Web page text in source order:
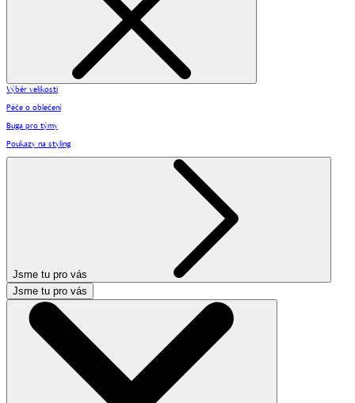
Výběr velikosti
Péče o oblečení
Buga pro týmy
Poukazy na styling
Jsme tu pro vás
Jsme tu pro vás